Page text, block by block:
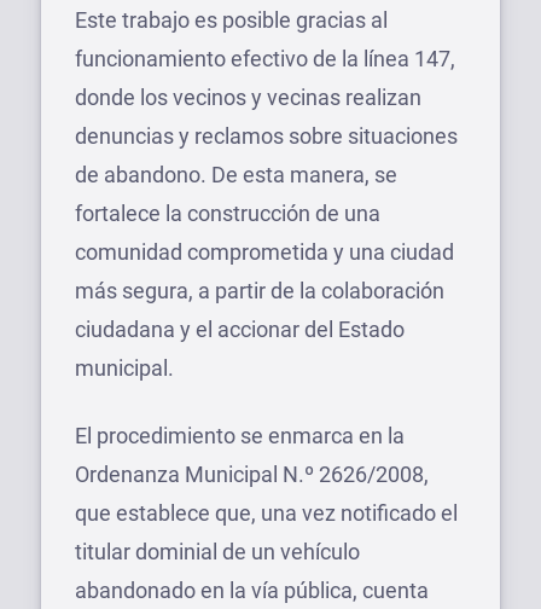
Este trabajo es posible gracias al
funcionamiento efectivo de la línea 147,
donde los vecinos y vecinas realizan
denuncias y reclamos sobre situaciones
de abandono. De esta manera, se
fortalece la construcción de una
comunidad comprometida y una ciudad
más segura, a partir de la colaboración
ciudadana y el accionar del Estado
municipal.
El procedimiento se enmarca en la
Ordenanza Municipal N.º 2626/2008,
que establece que, una vez notificado el
titular dominial de un vehículo
abandonado en la vía pública, cuenta